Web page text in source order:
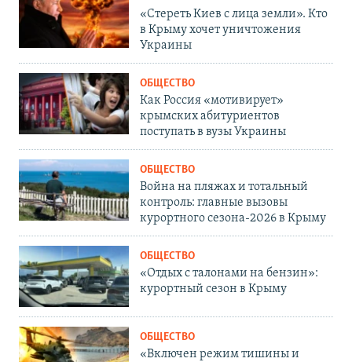
«Стереть Киев с лица земли». Кто
в Крыму хочет уничтожения
Украины
ОБЩЕСТВО
Как Россия «мотивирует»
крымских абитуриентов
поступать в вузы Украины
ОБЩЕСТВО
Война на пляжах и тотальный
контроль: главные вызовы
курортного сезона-2026 в Крыму
ОБЩЕСТВО
«Отдых с талонами на бензин»:
курортный сезон в Крыму
ОБЩЕСТВО
«Включен режим тишины и